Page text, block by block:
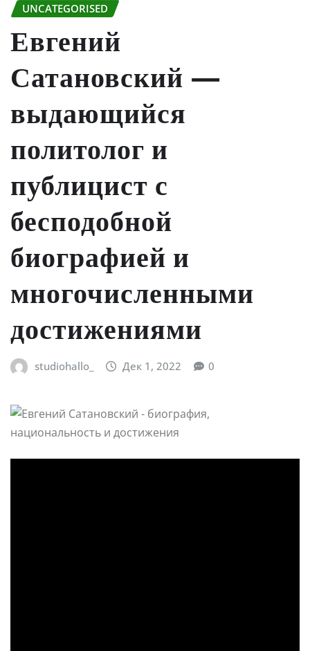
UNCATEGORISED
Евгений
Сатановский —
выдающийся
политолог и
публицист с
бесподобной
биографией и
многочисленными
достижениями
studiohallo_ Дек 1, 2022 0